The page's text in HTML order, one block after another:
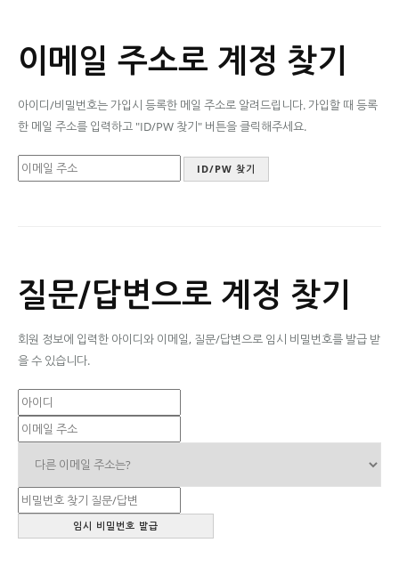
이메일 주소로 계정 찾기
아이디/비밀번호는 가입시 등록한 메일 주소로 알려드립니다. 가입할 때 등록
한 메일 주소를 입력하고 "ID/PW 찾기" 버튼을 클릭해주세요.
질문/답변으로 계정 찾기
회원 정보에 입력한 아이디와 이메일, 질문/답변으로 임시 비밀번호를 발급 받
을 수 있습니다.